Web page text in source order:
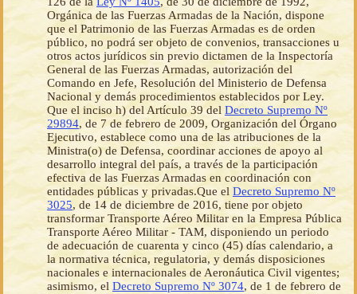
Orgánica de las Fuerzas Armadas de la Nación, dispone
que el Patrimonio de las Fuerzas Armadas es de orden
público, no podrá ser objeto de convenios, transacciones u
otros actos jurídicos sin previo dictamen de la Inspectoría
General de las Fuerzas Armadas, autorización del
Comando en Jefe, Resolución del Ministerio de Defensa
Nacional y demás procedimientos establecidos por Ley.
Que el inciso h) del Artículo 39 del Decreto Supremo Nº
29894, de 7 de febrero de 2009, Organización del Órgano
Ejecutivo, establece como una de las atribuciones de la
Ministra(o) de Defensa, coordinar acciones de apoyo al
desarrollo integral del país, a través de la participación
efectiva de las Fuerzas Armadas en coordinación con
entidades públicas y privadas.Que el Decreto Supremo Nº
3025, de 14 de diciembre de 2016, tiene por objeto
transformar Transporte Aéreo Militar en la Empresa Pública
Transporte Aéreo Militar - TAM, disponiendo un periodo
de adecuación de cuarenta y cinco (45) días calendario, a
la normativa técnica, regulatoria, y demás disposiciones
nacionales e internacionales de Aeronáutica Civil vigentes;
asimismo, el Decreto Supremo Nº 3074, de 1 de febrero de